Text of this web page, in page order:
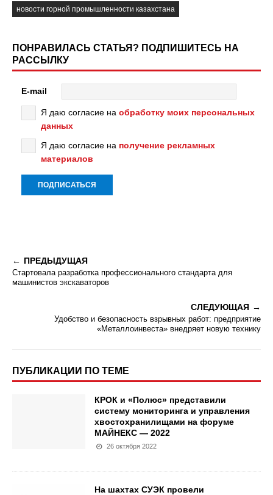
новости горной промышленности казахстана
ПОНРАВИЛАСЬ СТАТЬЯ? ПОДПИШИТЕСЬ НА
РАССЫЛКУ
E-mail
Я даю согласие на обработку моих персональных
данных
Я даю согласие на получение рекламных
материалов
ПРЕДЫДУЩАЯ
Стартовала разработка профессионального стандарта для
машинистов экскаваторов
СЛЕДУЮЩАЯ
Удобство и безопасность взрывных работ: предприятие
«Металлоинвеста» внедряет новую технику
ПУБЛИКАЦИИ ПО ТЕМЕ
КРОК и «Полюс» представили
систему мониторинга и управления
хвостохранилищами на форуме
МАЙНЕКС — 2022
26 октября 2022
На шахтах СУЭК провели